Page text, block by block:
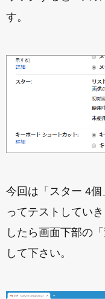
す。
今回は「スター 4
ってテストしてい
したら画面下部の
して下さい。